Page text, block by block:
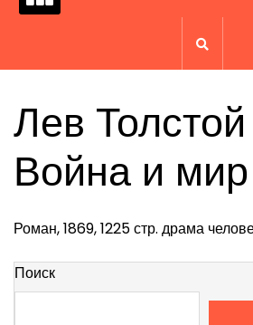
Лев
Война и мир
Роман, 1869, 1225 стр. драма
Поиск